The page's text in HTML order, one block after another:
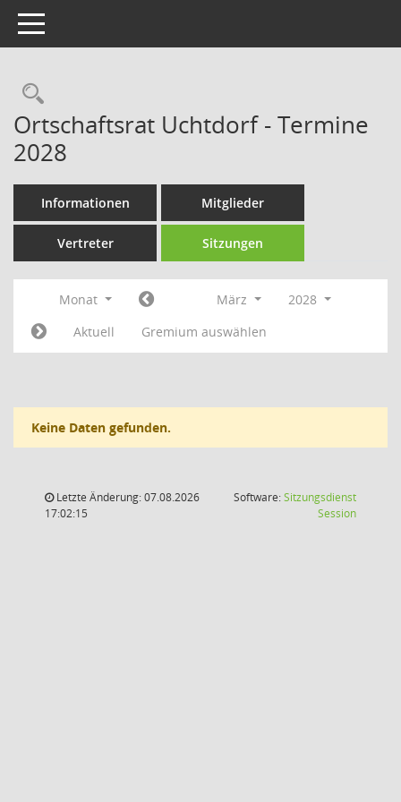
Toggle navigation
Rechercheauswahl
Ortschaftsrat Uchtdorf - Termine
2028
Informationen Mitglieder
Vertreter Sitzungen
Monat März
2028
Aktuell
Gremium auswählen
Keine Daten gefunden.
Letzte Änderung: 07.08.2026
17:02:15
Software:Sitzungsdienst
Session(Wird in